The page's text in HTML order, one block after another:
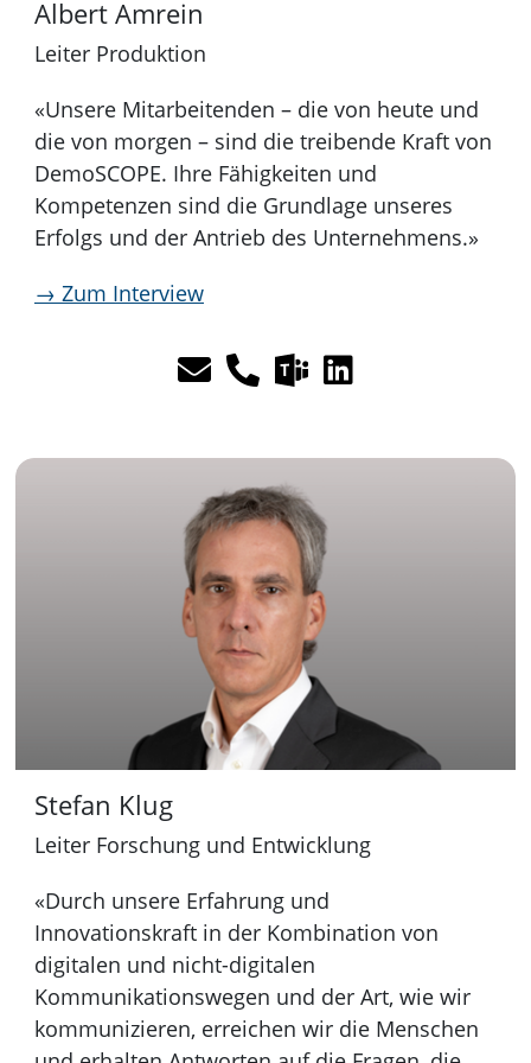
Albert Amrein
Leiter Produktion
«Unsere Mitarbeitenden – die von heute und
die von morgen – sind die treibende Kraft von
DemoSCOPE. Ihre Fähigkeiten und
Kompetenzen sind die Grundlage unseres
Erfolgs und der Antrieb des Unternehmens.»
→ Zum Interview
E
a
T
e
f
o
:
M
i
r
o
s
o
f
T
e
a
s
L
k
d
I
n
:
Stefan Klug
Leiter Forschung und Entwicklung
«Durch unsere Erfahrung und
Innovationskraft in der Kombination von
digitalen und nicht-digitalen
Kommunikationswegen und der Art, wie wir
kommunizieren, erreichen wir die Menschen